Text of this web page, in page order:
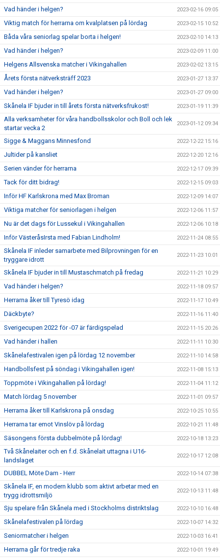
Vad händer i helgen? 2023-02-16 09:05
Viktig match för herrarna om kvalplatsen på lördag 2023-02-15 10:52
Båda våra seniorlag spelar borta i helgen! 2023-02-10 14:13
Vad händer i helgen? 2023-02-09 11:00
Helgens Allsvenska matcher i Vikingahallen 2023-02-02 13:15
Årets första nätverksträff 2023 2023-01-27 13:37
Vad händer i helgen? 2023-01-27 09:00
Skånela IF bjuder in till årets första nätverksfrukost! 2023-01-19 11:39
Alla verksamheter för våra handbollsskolor och Boll och lek
startar vecka 2
2023-01-12 09:34
Sigge & Maggans Minnesfond 2022-12-22 15:16
Jultider på kansliet 2022-12-20 12:16
Serien vänder för herrarna 2022-12-17 09:39
Tack för ditt bidrag! 2022-12-15 09:03
Inför HF Karlskrona med Max Broman 2022-12-09 14:07
Viktiga matcher för seniorlagen i helgen 2022-12-06 11:57
Nu är det dags för Lussekul i Vikingahallen 2022-12-06 10:18
Inför VästeråsIrsta med Fabian Lindholm! 2022-11-24 08:55
Skånela IF inleder samarbete med Bilprovningen för en
tryggare idrott
2022-11-23 10:01
Skånela IF bjuder in till Mustaschmatch på fredag 2022-11-21 10:29
Vad händer i helgen? 2022-11-18 09:57
Herrarna åker till Tyresö idag 2022-11-17 10:49
Däckbyte? 2022-11-16 11:40
Sverigecupen 2022 för -07 är färdigspelad 2022-11-15 20:26
Vad händer i hallen 2022-11-11 10:30
Skånelafestivalen igen på lördag 12 november 2022-11-10 14:58
Handbollsfest på söndag i Vikingahallen igen! 2022-11-08 15:13
Toppmöte i Vikingahallen på lördag! 2022-11-04 11:12
Match lördag 5 november 2022-11-01 09:57
Herrarna åker till Karlskrona på onsdag 2022-10-25 10:55
Herrarna tar emot Vinslöv på lördag 2022-10-21 11:48
Säsongens första dubbelmöte på lördag! 2022-10-18 13:23
Två Skånelaiter och en f.d. Skånelait uttagna i U16-
landslaget
2022-10-17 12:08
DUBBEL Möte Dam - Herr 2022-10-14 07:38
Skånela IF, en modern klubb som aktivt arbetar med en
trygg idrottsmiljö
2022-10-13 11:48
Sju spelare från Skånela med i Stockholms distriktslag 2022-10-10 16:48
Skånelafestivalen på lördag 2022-10-07 14:32
Seniormatcher i helgen 2022-10-03 16:41
Herrarna går för tredje raka 2022-10-01 19:49